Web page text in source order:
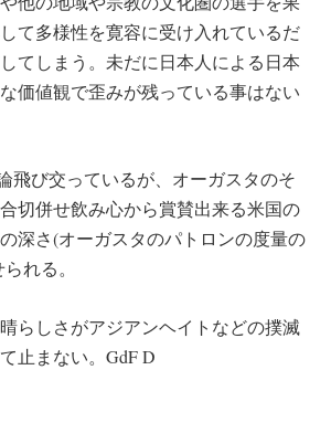
て多様性を寛容に受け入れているだ
てしまう。未だに日本人による日本
価値観で歪みが残っている事はない
飛び交っているが、オーガスタのそ
切併せ飲み心から賞賛出来る米国の
深さ(オーガスタのパトロンの度量の
れる。
らしさがアジアンヘイトなどの撲滅
止まない。GdF D